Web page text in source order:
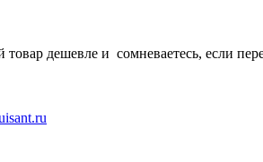
дешевле и сомневаетесь, если